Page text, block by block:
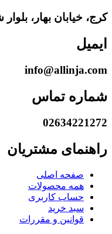
کرج، خیابان بهار، بلوار
ایمیل
info@allinja.com
شماره تماس
02634221272
راهنمای مشتریان
صفحه اصلی
همه محصولات
حساب کاربری
سبد خرید
قوانین و مقررات